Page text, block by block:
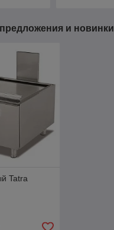
и новинки
Tatra